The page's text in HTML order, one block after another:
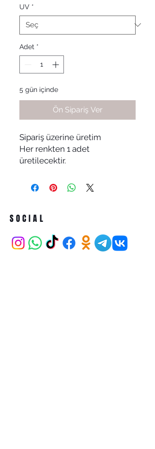
UV *
Adet *
5 gün içinde
Ön Sipariş Ver
Sipariş üzerine üretim
Her renkten 1 adet
üretilecektir.
SOCIAL